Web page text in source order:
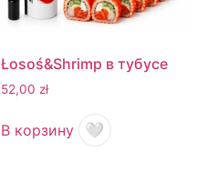
Łosoś&Shrimp в тубусе
52,00 zł
В корзину 🤍